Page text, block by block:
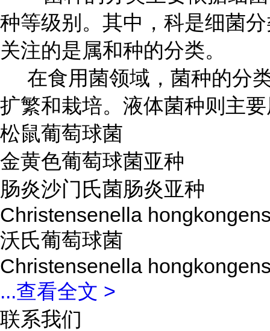
种等级别。其中，科是细菌
关注的是属和种的分类。
在食用菌领域，菌种的分
扩繁和栽培。液体菌种则主
松鼠葡萄球菌
金黄色葡萄球菌亚种
肠炎沙门氏菌肠炎亚种
Christensenella
沃氏葡萄球菌
Christensenella
...查看全文 >
联系我们